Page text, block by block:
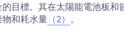
目標。其在太陽能電池板
和耗水量 （2） 。